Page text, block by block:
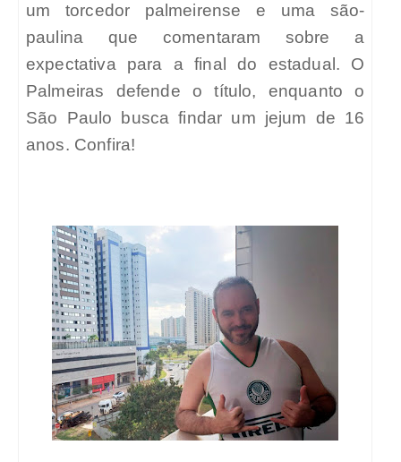
um torcedor palmeirense e uma são-
paulina que comentaram sobre a
expectativa para a final do estadual. O
Palmeiras defende o título, enquanto o
São Paulo busca findar um jejum de 16
anos. Confira!